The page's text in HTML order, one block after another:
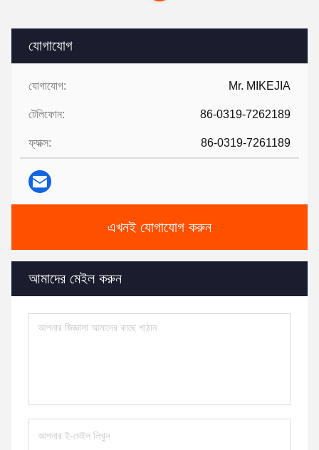
যোগাযোগ
যোগাযোগ: Mr. MIKEJIA
টেলিফোন: 86-0319-7262189
ফ্যাক্স: 86-0319-7261189
এখনই যোগাযোগ করুন
আমাদের মেইল ​​করুন